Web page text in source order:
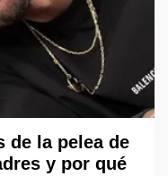
de la pelea de
y por qué